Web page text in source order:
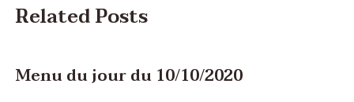
Related Posts
Menu du jour du 10/10/2020